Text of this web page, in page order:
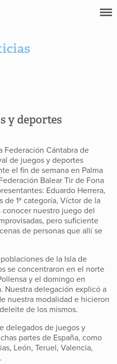
y deportes
Federación Cántabra de
de juegos y deportes
el fin de semana en Palma
Balear Tir de Fona
Eduardo Herrera,
de 1ª categoría, Víctor de la
conocer nuestro juego del
pero suficiente
de personas que allí se
de la Isla de
se concentraron en el norte
y el domingo en
Nuestra delegación explicó a
nuestra modalidad e hicieron
de los mismos.
delegados de juegos y
partes de España, como
León, Teruel, Valencia,